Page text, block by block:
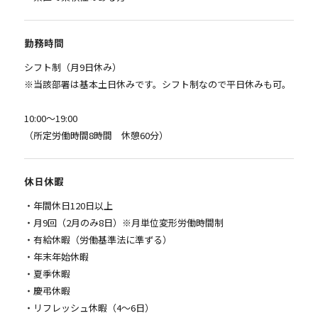
勤務時間
シフト制（月9日休み）
※当該部署は基本土日休みです。シフト制なので平日休みも可。
10:00～19:00
（所定労働時間8時間 休憩60分）
休日休暇
・年間休日120日以上
・月9回（2月のみ8日）※月単位変形労働時間制
・有給休暇（労働基準法に準ずる）
・年末年始休暇
・夏季休暇
・慶弔休暇
・リフレッシュ休暇（4～6日）